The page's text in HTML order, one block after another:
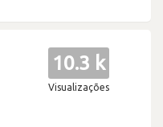
10.3 k
Visualizações